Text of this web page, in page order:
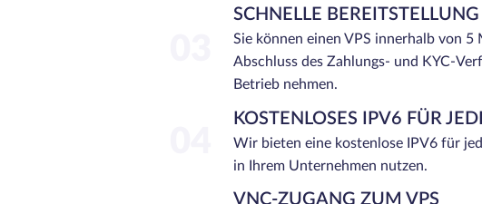
SCHNELLE BEREITSTELLUNG
Sie können einen VPS innerhalb von 5
Abschluss des Zahlungs- und KYC-
Betrieb nehmen.
KOSTENLOSES IPV6 FÜR
Wir bieten eine kostenlose IPV6 für
in Ihrem Unternehmen nutzen.
VNC-ZUGANG ZUM VPS